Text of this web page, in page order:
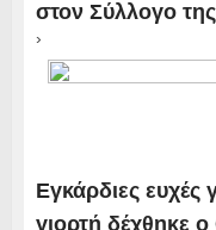
στον Σύλλογο
›
Εγκάρδιες ευχές
γιορτή δέχθηκε